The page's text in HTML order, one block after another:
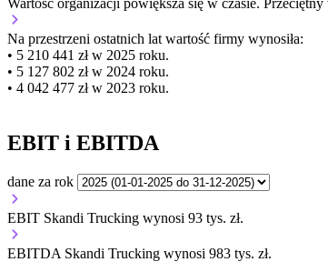
Wartość organizacji powiększa się w czasie.
Na przestrzeni ostatnich lat wartość firmy wynosiła:
• 5 210 441 zł w 2025 roku.
• 5 127 802 zł w 2024 roku.
• 4 042 477 zł w 2023 roku.
EBIT i EBITDA
dane za rok
EBIT Skandi Trucking wynosi 93 tys. zł.
EBITDA Skandi Trucking wynosi 983 tys. zł.